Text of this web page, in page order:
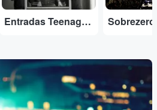
Entradas Teenage Fanclub Sobrezero